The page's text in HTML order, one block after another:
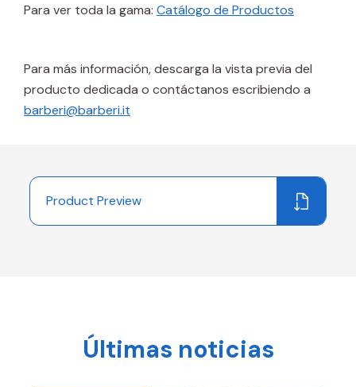
Para ver toda la gama: Catálogo de Productos
Para más información, descarga la vista previa del
producto dedicada o contáctanos escribiendo a
barberi@barberi.it
Product Preview
Últimas noticias